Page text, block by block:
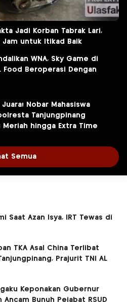
Jadi Korban Tabrak Lari,
Jam untuk Itikad Baik
WNA, Sky Game di
Food Beroperasi Dengan
Juara! Nobar Mahasiswa
Tanjungpinang
Meriah hingga Extra Time
Semua
Saat Azan Isya, IRT Tewas di
TKA Asal China Terlibat
Prajurit TNI AL
Keponakan Gubernur
Ancam Bunuh Pejabat RSUD